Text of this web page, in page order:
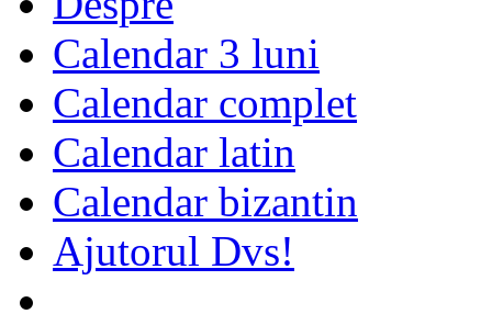
Calendar 3 luni
Calendar complet
Calendar latin
Calendar bizantin
Ajutorul Dvs!